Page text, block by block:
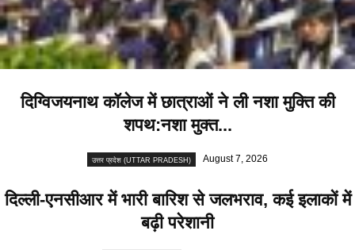
दिग्विजयनाथ कॉलेज में छात्राओं ने ली नशा मुक्ति की
शपथ:नशा मुक्त...
उत्तर प्रदेश (UTTAR PRADESH) August 7, 2026
दिल्ली-एनसीआर में भारी बारिश से जलभराव, कई इलाकों में
बढ़ी परेशानी